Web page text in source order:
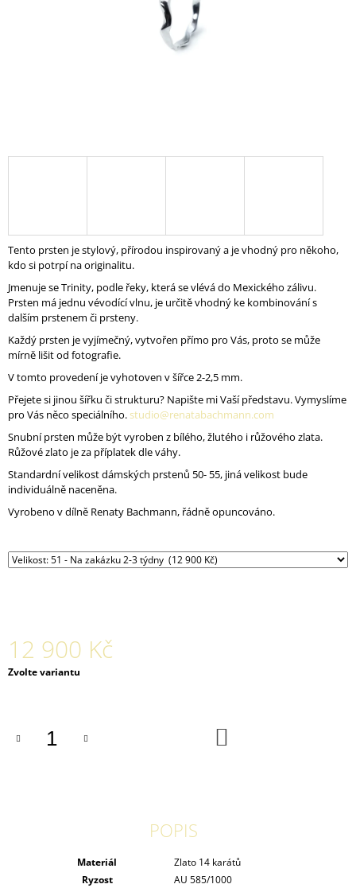
Tento prsten je stylový, přírodou inspirovaný a je vhodný pro někoho,
kdo si potrpí na originalitu.
Jmenuje se Trinity, podle řeky, která se vlévá do Mexického zálivu.
Prsten má jednu vévodící vlnu, je určitě vhodný ke kombinování s
dalším prstenem či prsteny.
Každý prsten je vyjímečný, vytvořen přímo pro Vás, proto se může
mírně lišit od fotografie.
V tomto provedení je vyhotoven v šířce 2-2,5 mm.
Přejete si jinou šířku či strukturu? Napište mi Vaší představu. Vymyslíme
pro Vás něco speciálního. studio@renatabachmann.com
Snubní prsten může být vyroben z bílého, žlutého i růžového zlata.
Růžové zlato je za příplatek dle váhy.
Standardní velikost dámských prstenů 50- 55, jiná velikost bude
individuálně naceněna.
Vyrobeno v dílně Renaty Bachmann, řádně opuncováno.
12 900 Kč
Měrná
Zvolte variantu
Materiál
Zlato 14 karátů
Ryzost
AU 585/1000
POPIS
D
O
O
R
U
Č
U
J
E
M
E
NÁUŠNICE
001
AG
POZLACENÉ
Kč